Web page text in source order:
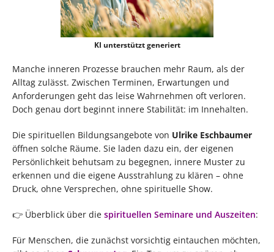
KI unterstützt generiert
Manche inneren Prozesse brauchen mehr Raum, als der
Alltag zulässt. Zwischen Terminen, Erwartungen und
Anforderungen geht das leise Wahrnehmen oft verloren.
Doch genau dort beginnt innere Stabilität: im Innehalten.
Die spirituellen Bildungsangebote von Ulrike Eschbaumer
öffnen solche Räume. Sie laden dazu ein, der eigenen
Persönlichkeit behutsam zu begegnen, innere Muster zu
erkennen und die eigene Ausstrahlung zu klären – ohne
Druck, ohne Versprechen, ohne spirituelle Show.
👉 Überblick über die spirituellen Seminare und Auszeiten:
Für Menschen, die zunächst vorsichtig eintauchen möchten,